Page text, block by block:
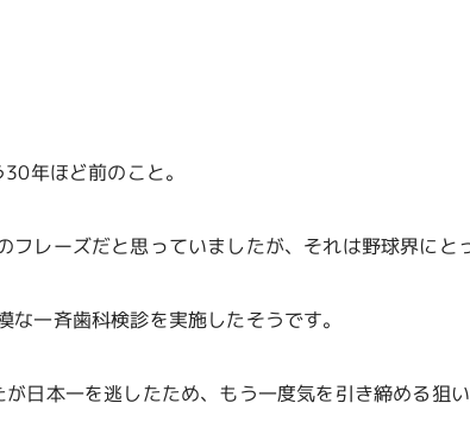
年ほど前のこと。
レーズだと思っていましたが、それは野球界にと
一斉歯科検診を実施したそうです。
日本一を逃したため、もう一度気を引き締める狙